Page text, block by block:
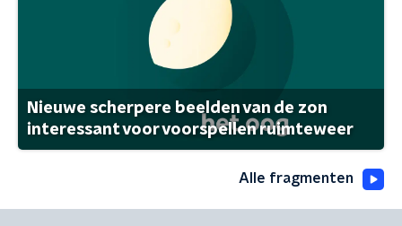
Nieuwe scherpere beelden van de zon
interessant voor voorspellen ruimteweer
Alle fragmenten